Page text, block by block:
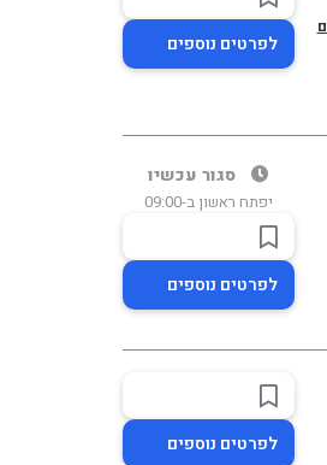
לפרטים נוספים
סגור עכשיו
יפתח ראשון ב-09:00
לפרטים נוספים
לפרטים נוספים